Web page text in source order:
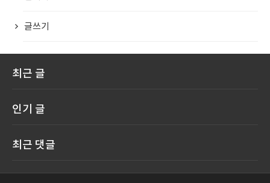
글쓰기
최근 글
인기 글
최근 댓글